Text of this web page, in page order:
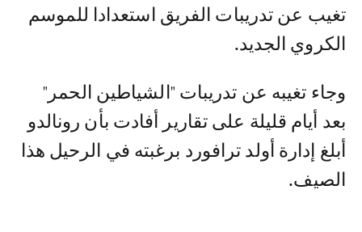
تغيب عن تدريبات الفريق استعدادا للموسم
الكروي الجديد.
وجاء تغيبه عن تدريبات "الشياطين الحمر"
بعد أيام قليلة على تقارير أفادت بأن رونالدو
أبلغ إدارة أولد ترافورد برغبته في الرحيل هذا
الصيف.